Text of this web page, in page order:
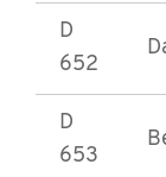
D
652
D
653